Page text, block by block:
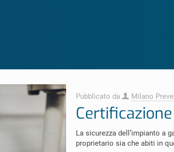
Pubblicato da Milano
La sicurezza dell’impianto a
proprietario sia che abiti in